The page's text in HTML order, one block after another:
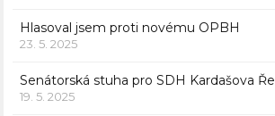
Hlasoval jsem proti novému OPBH
23. 5. 2025
Senátorská stuha pro SDH Kardašova
19. 5. 2025